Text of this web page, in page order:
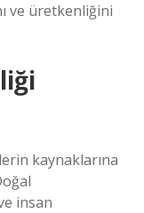
ve üretkenliğini
kaynaklarına
insan